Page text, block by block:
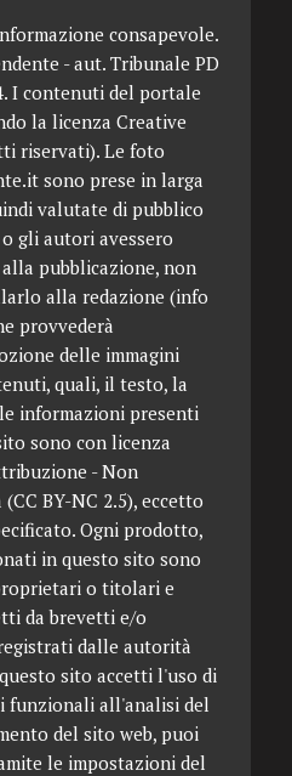
consapevole.
- aut. Tribunale PD
I contenuti del portale
la licenza Creative
riservati). Le foto
sono prese in larga
valutate di pubblico
gli autori avessero
pubblicazione, non
alla redazione (info
provvederà
delle immagini
quali, il testo, la
informazioni presenti
sono con licenza
- Non
BY-NC 2.5), eccetto
Ogni prodotto,
in questo sito sono
o titolari e
da brevetti e/o
dalle autorità
sito accetti l'uso di
funzionali all'analisi del
del sito web, puoi
le impostazioni del